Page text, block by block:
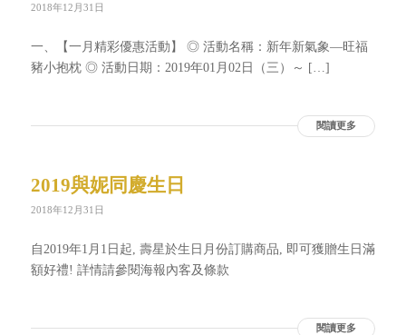
2018年12月31日
一、【一月精彩優惠活動】 ◎ 活動名稱：新年新氣象—旺福
豬小抱枕 ◎ 活動日期：2019年01月02日（三）～ […]
閱讀更多
2019與妮同慶生日
2018年12月31日
自2019年1月1日起, 壽星於生日月份訂購商品, 即可獲贈生日滿
額好禮! 詳情請參閱海報內客及條款
閱讀更多